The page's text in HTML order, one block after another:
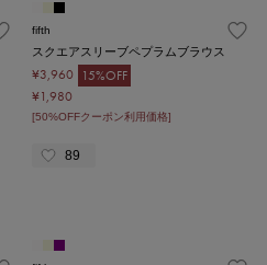
fifth
スクエアスリーブペプラムブラウス
¥3,960
15%OFF
¥1,980
[50%OFFクーポン利用価格]
89